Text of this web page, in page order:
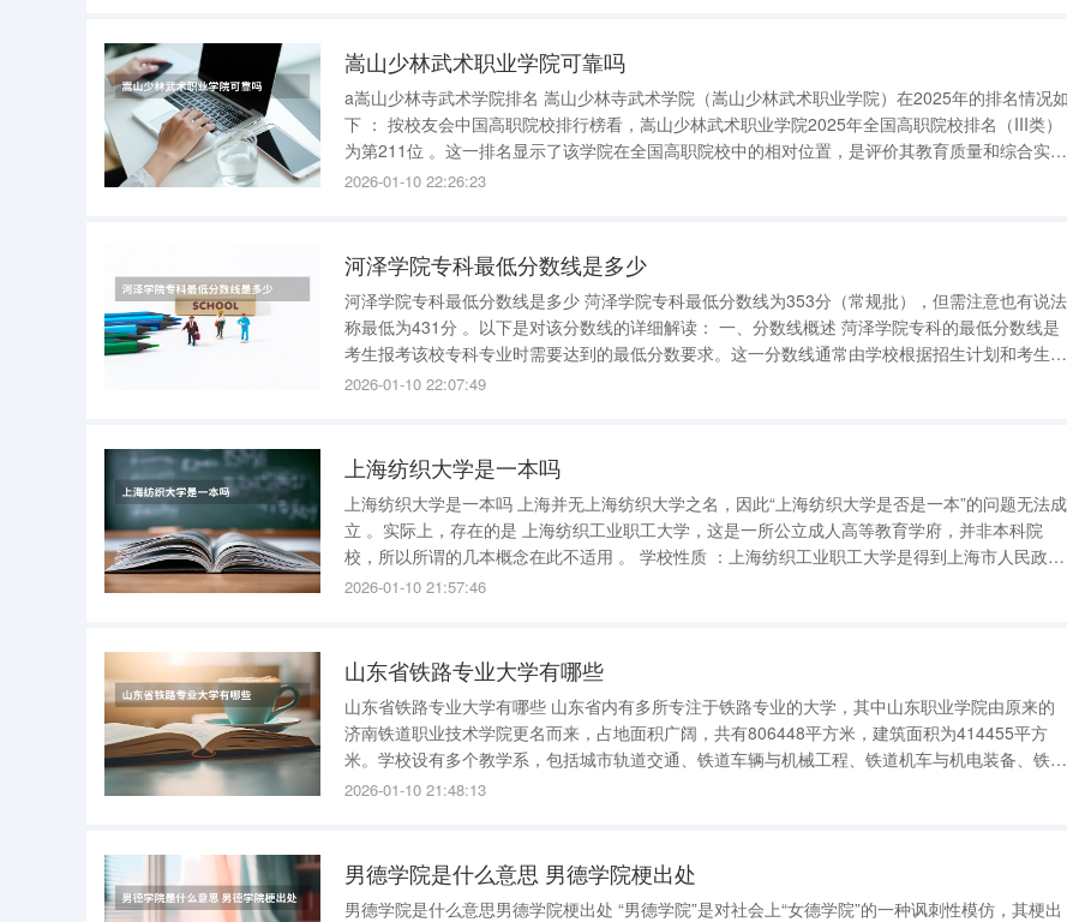
嵩山少林武术职业学院可靠吗
a嵩山少林寺武术学院排名 嵩山少林寺武术学院（嵩山少林武术职业学院）在2025年的排名情况如
下 ： 按校友会中国高职院校排行榜看，嵩山少林武术职业学院2025年全国高职院校排名（III类）
为第211位 。这一排名显示了该学院在全国高职院校中的相对位置，是评价其教育质量和综合实力
的重要指标之一。 按金平果公布的中国高职院校排行榜数据看，嵩山少林武术职业学院2024年全
2026-01-10 22:26:23
河泽学院专科最低分数线是多少
河泽学院专科最低分数线是多少 菏泽学院专科最低分数线为353分（常规批），但需注意也有说法
称最低为431分 。以下是对该分数线的详细解读： 一、分数线概述 菏泽学院专科的最低分数线是
考生报考该校专科专业时需要达到的最低分数要求。这一分数线通常由学校根据招生计划和考生报
考情况综合确定，并会在招生简章或学校官网上进行公示。 二、分数线差异说明 关于菏泽学院专
2026-01-10 22:07:49
上海纺织大学是一本吗
上海纺织大学是一本吗 上海并无上海纺织大学之名，因此“上海纺织大学是否是一本”的问题无法成
立 。实际上，存在的是 上海纺织工业职工大学，这是一所公立成人高等教育学府，并非本科院
校，所以所谓的几本概念在此不适用 。 学校性质 ：上海纺织工业职工大学是得到上海市人民政府
许可、并经国家教育部确认的独立设置的公立成人高等教育学府。 历史背景 ：该校设立于1955
2026-01-10 21:57:46
山东省铁路专业大学有哪些
山东省铁路专业大学有哪些 山东省内有多所专注于铁路专业的大学，其中山东职业学院由原来的
济南铁道职业技术学院更名而来，占地面积广阔，共有806448平方米，建筑面积为414455平方
米。学校设有多个教学系，包括城市轨道交通、铁道车辆与机械工程、铁道机车与机电装备、铁道
供电与电气工程、铁道信号与信息工程、铁道工程与土木工程、铁道运输与财经管理，以及生物工
2026-01-10 21:48:13
男德学院是什么意思 男德学院梗出处
男德学院是什么意思男德学院梗出处 “男德学院”是对社会上“女德学院”的一种讽刺性模仿，其梗出